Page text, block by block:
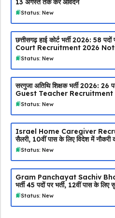
Status: New
छत्तीसगढ़ हाई कोर्ट भर्ती 2026: 58
Court Recruitment 2026
Status: New
सरगुजा अतिथि शिक्षक भर्ती 2026:
Guest Teacher
Status: New
Israel Home Caregiver
सैलरी, 10वीं पास के लिए विदेश में नौकरी
Status: New
Gram Panchayat Sachiv
भर्ती 45 पदों पर भर्ती, 12वीं पास के लिए
Status: New